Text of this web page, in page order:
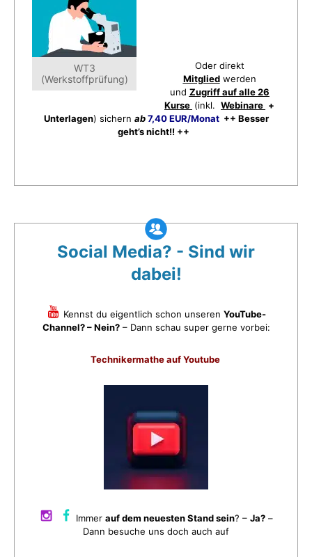
WT3
(Werkstoffprüfung)
Oder direkt
Mitgliedwerden
und Zugriff auf alle 26
Kurse (inkl. Webinare +
Unterlagen) sichern ab7,40 EUR/Monat++ Besser
geht’s nicht!! ++
Social Media? - Sind wir
dabei!
Kennst du eigentlich schon unseren YouTube-
Channel? – Nein?– Dann schau super gerne vorbei:
Technikermathe auf Youtube
Immerauf dem neuesten Stand sein? –Ja? –
Dann besuche uns doch auch auf